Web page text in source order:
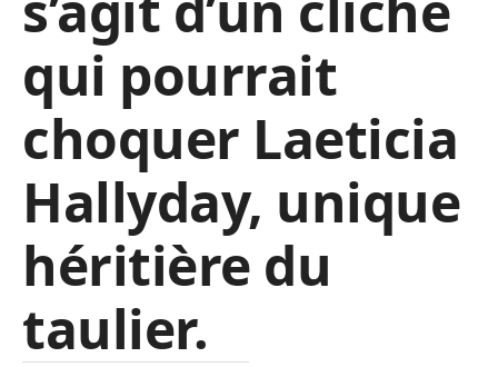
qui pourrait
choquer Laeticia
Hallyday, unique
héritière du
taulier.